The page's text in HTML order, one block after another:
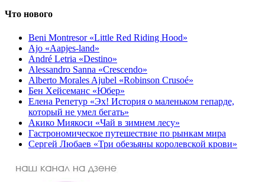
Что нового
Beni Montresor «Little Red Riding Hood»
Ajo «Aapjes-land»
André Letria «Destino»
Alessandro Sanna «Crescendo»
Alberto Morales Ajubel «Robinson Crusoé»
Бен Хейсеманс «Юбер»
Елена Репетур «Эх! История о маленьком гепарде,
который не умел бегать»
Акико Миякоси «Чай в зимнем лесу»
Гастрономическое путешествие по рынкам мира
Сергей Любаев «Три обезьяны королевской крови»